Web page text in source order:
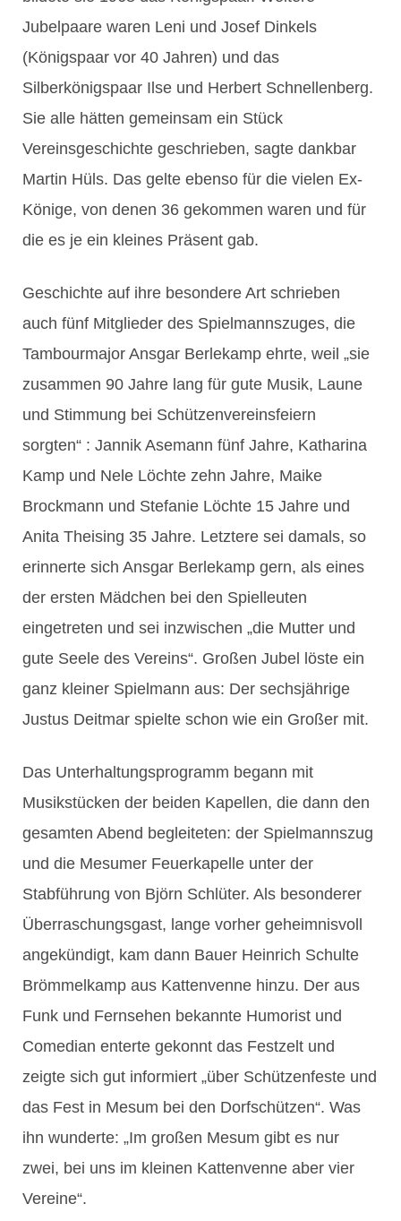
Jubelpaare waren Leni und Josef Dinkels
(Königspaar vor 40 Jahren) und das
Silberkönigspaar Ilse und Herbert Schnellenberg.
Sie alle hätten gemeinsam ein Stück
Vereinsgeschichte geschrieben, sagte dankbar
Martin Hüls. Das gelte ebenso für die vielen Ex-
Könige, von denen 36 gekommen waren und für
die es je ein kleines Präsent gab.
Geschichte auf ihre besondere Art schrieben
auch fünf Mitglieder des Spielmannszuges, die
Tambourmajor Ansgar Berlekamp ehrte, weil „sie
zusammen 90 Jahre lang für gute Musik, Laune
und Stimmung bei Schützenvereinsfeiern
sorgten“ : Jannik Asemann fünf Jahre, Katharina
Kamp und Nele Löchte zehn Jahre, Maike
Brockmann und Stefanie Löchte 15 Jahre und
Anita Theising 35 Jahre. Letztere sei damals, so
erinnerte sich Ansgar Berlekamp gern, als eines
der ersten Mädchen bei den Spielleuten
eingetreten und sei inzwischen „die Mutter und
gute Seele des Vereins“. Großen Jubel löste ein
ganz kleiner Spielmann aus: Der sechsjährige
Justus Deitmar spielte schon wie ein Großer mit.
Das Unterhaltungsprogramm begann mit
Musikstücken der beiden Kapellen, die dann den
gesamten Abend begleiteten: der Spielmannszug
und die Mesumer Feuerkapelle unter der
Stabführung von Björn Schlüter. Als besonderer
Überraschungsgast, lange vorher geheimnisvoll
angekündigt, kam dann Bauer Heinrich Schulte
Brömmelkamp aus Kattenvenne hinzu. Der aus
Funk und Fernsehen bekannte Humorist und
Comedian enterte gekonnt das Festzelt und
zeigte sich gut informiert „über Schützenfeste und
das Fest in Mesum bei den Dorfschützen“. Was
ihn wunderte: „Im großen Mesum gibt es nur
zwei, bei uns im kleinen Kattenvenne aber vier
Vereine“.